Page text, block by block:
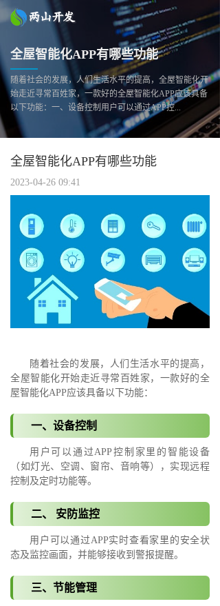
全屋智能化APP有哪些功能
随着社会的发展，人们生活水平的提高，全屋智能化开
始走近寻常百姓家，一款好的全屋智能化APP应该具备
以下功能：一、设备控制用户可以通过APP控...
全屋智能化APP有哪些功能
2023-04-26 09:41
随着社会的发展，人们生活水平的提高，
全屋智能化开始走近寻常百姓家，一款好的全
屋智能化APP应该具备以下功能：
一、设备控制
用户可以通过APP控制家里的智能设备
（如灯光、空调、窗帘、音响等），实现远程
控制及定时功能等。
二、 安防监控
用户可以通过APP实时查看家里的安全状
态及监控画面，并能够接收到警报提醒。
三、节能管理